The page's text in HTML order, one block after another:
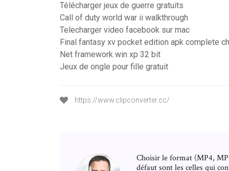
Télécharger jeux de guerre gratuits
Call of duty world war ii walkthrough
Telecharger video facebook sur mac
Final fantasy xv pocket edition apk complete
Net framework win xp 32 bit
Jeux de ongle pour fille gratuit
https://www.clipconverter.cc/
Choisir le format (MP4,
défaut sont les celles qui